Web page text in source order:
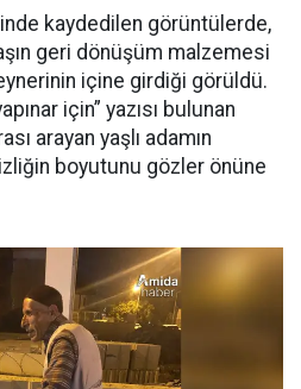
kaydedilen görüntülerde,
geri dönüşüm malzemesi
içine girdiği görüldü.
için” yazısı bulunan
arayan yaşlı adamın
boyutunu gözler önüne